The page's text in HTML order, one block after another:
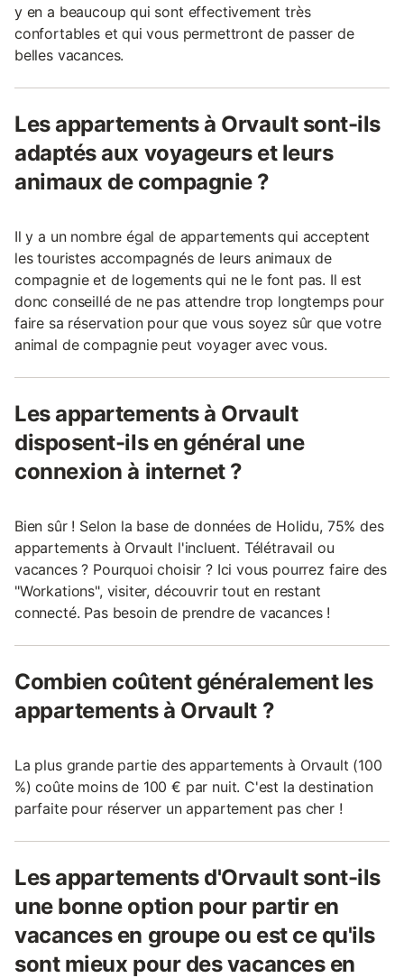
y en a beaucoup qui sont effectivement très
confortables et qui vous permettront de passer de
belles vacances.
Les appartements à Orvault sont-ils
adaptés aux voyageurs et leurs
animaux de compagnie ?
Il y a un nombre égal de appartements qui acceptent
les touristes accompagnés de leurs animaux de
compagnie et de logements qui ne le font pas. Il est
donc conseillé de ne pas attendre trop longtemps pour
faire sa réservation pour que vous soyez sûr que votre
animal de compagnie peut voyager avec vous.
Les appartements à Orvault
disposent-ils en général une
connexion à internet ?
Bien sûr ! Selon la base de données de Holidu, 75% des
appartements à Orvault l'incluent. Télétravail ou
vacances ? Pourquoi choisir ? Ici vous pourrez faire des
"Workations", visiter, découvrir tout en restant
connecté. Pas besoin de prendre de vacances !
Combien coûtent généralement les
appartements à Orvault ?
La plus grande partie des appartements à Orvault (100
%) coûte moins de 100 € par nuit. C'est la destination
parfaite pour réserver un appartement pas cher !
Les appartements d'Orvault sont-ils
une bonne option pour partir en
vacances en groupe ou est ce qu'ils
sont mieux pour des vacances en